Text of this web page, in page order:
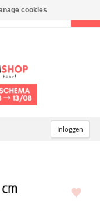
Inloggen
cookies